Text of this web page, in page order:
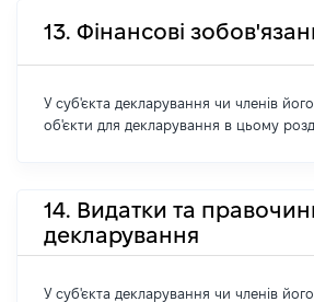
13. Фінансові
У суб'єкта декларування чи членів його
об'єкти для декларування в цьому
14. Видатки та
декларування
У суб'єкта декларування чи членів його